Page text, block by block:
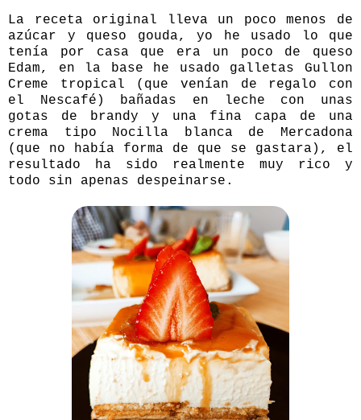
La receta original lleva un poco menos de
azúcar y queso gouda, yo he usado lo que
tenía por casa que era un poco de queso
Edam, en la base he usado galletas Gullon
Creme tropical (que venían de regalo con
el Nescafé) bañadas en leche con unas
gotas de brandy y una fina capa de una
crema tipo Nocilla blanca de Mercadona
(que no había forma de que se gastara), el
resultado ha sido realmente muy rico y
todo sin apenas despeinarse.